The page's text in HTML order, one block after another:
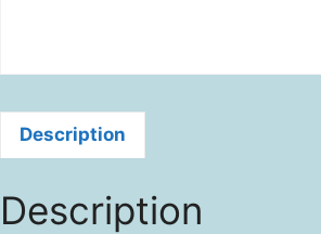
Description
Description